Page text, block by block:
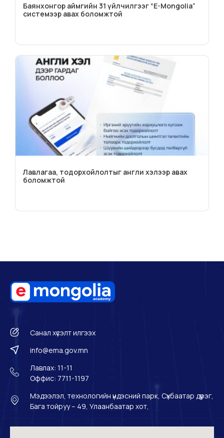
Баянхонгор аймгийн 31 үйлчилгээг “E-Mongolia”
системээр авах боломжтой
Лавлагаа, тодорхойлолтыг англи хэлээр авах
боломжтой
Санал хүсэлт илгээх
info@ema.gov.mn
Лавлах: 11-11
Оффис: 7711-1197
Мэдээлэл, технологийн үндэсний парк, Сүхбаатар дүүрэг,
Бага тойруу – 49, Улаанбаатар хот,